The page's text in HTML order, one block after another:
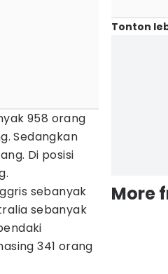
958 orang
Sedangkan
Di posisi
sebanyak
sebanyak
341 orang
Tonton
More